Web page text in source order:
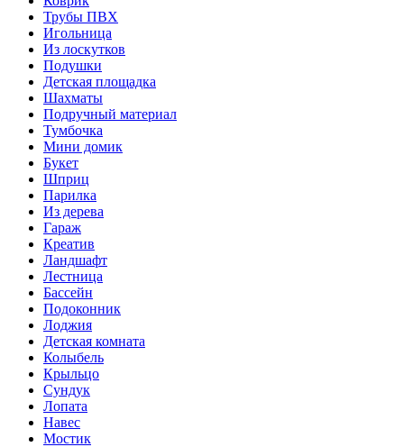
Трубы ПВХ
Игольница
Из лоскутков
Подушки
Детская площадка
Шахматы
Подручный материал
Тумбочка
Мини домик
Букет
Шприц
Парилка
Из дерева
Гараж
Креатив
Ландшафт
Лестница
Бассейн
Подоконник
Лоджия
Детская комната
Колыбель
Крыльцо
Сундук
Лопата
Навес
Мостик